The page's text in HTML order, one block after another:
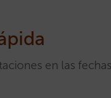
en las